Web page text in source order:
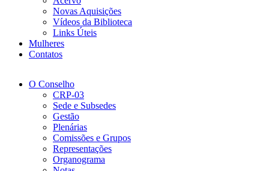
Novas Aquisições
Vídeos da Biblioteca
Links Úteis
Mulheres
Contatos
O Conselho
CRP-03
Sede e Subsedes
Gestão
Plenárias
Comissões e Grupos
Representações
Organograma